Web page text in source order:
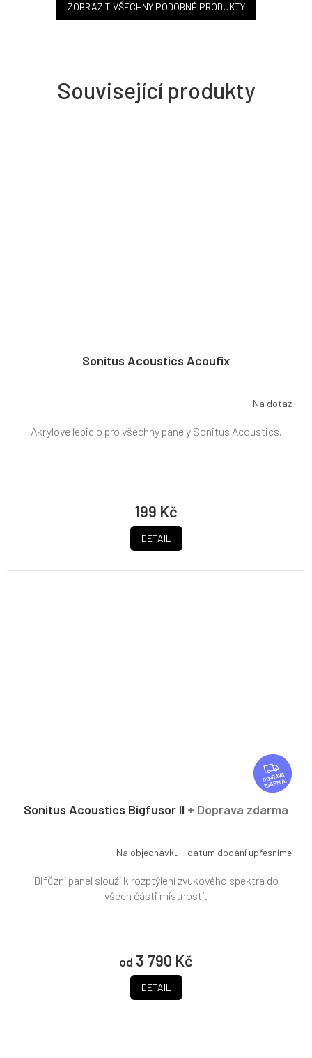
Související produkty
Sonitus Acoustics Acoufix
Na dotaz
199 Kč
DETAIL
Akrylové lepidlo pro všechny panely Sonitus Acoustics.
Z
D
A
R
ZDARMA
Sonitus Acoustics Bigfusor II + Doprava zdarma
Na objednávku - datum dodání upřesníme
od 3 790 Kč
DETAIL
Difůzní panel slouží k rozptýlení zvukového spektra do
všech části místnosti.
ZOBRAZIT VŠECHNY PODOBNÉ PRODUKTY